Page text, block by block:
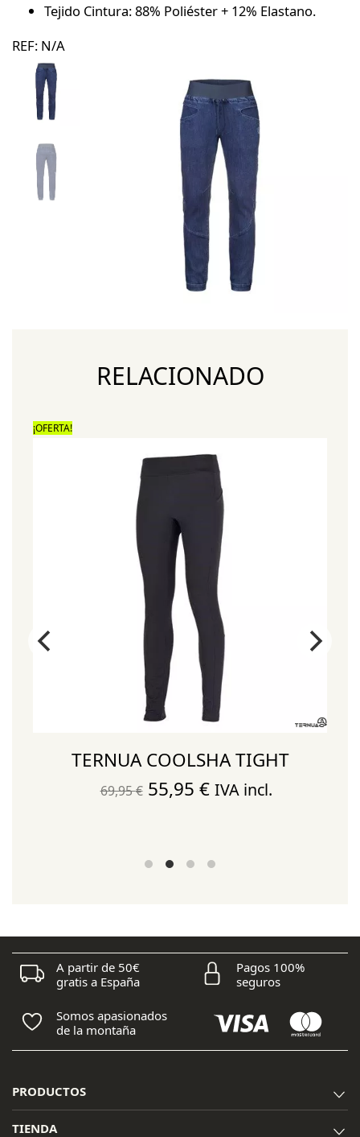
Tejido Cintura: 88% Poliéster + 12% Elastano.
REF: N/A
RELACIONADO
¡OFERTA!
TERNUA COOLSHA TIGHT
69,95€ El
era:
55,95 €El
es:
IVA incl.
A partir de 50€
gratis a España
Pagos 100%
seguros
Somos apasionados
de la montaña
PRODUCTOS
TIENDA